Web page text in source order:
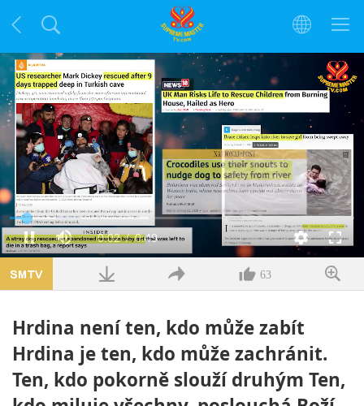
PauzaZtlumit
Aktuální
čas
0:02 / Doba
0:49
Načteno:
40.38%
kvalitaNa
celou
63
Hrdina není ten, kdo může zabít
Hrdina je ten, kdo může zachránit.
Ten, kdo pokorně slouží druhým Ten,